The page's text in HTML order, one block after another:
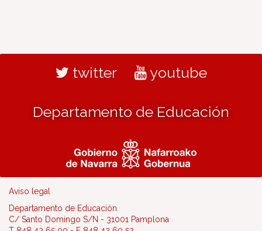
twitter youtube
Departamento de Educación
Aviso legal
Departamento de Educación
C/ Santo Domingo S/N - 31001 Pamplona